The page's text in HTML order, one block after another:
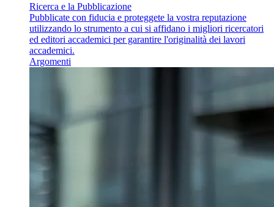
Ricerca e la Pubblicazione
Pubblicate con fiducia e proteggete la vostra reputazione
utilizzando lo strumento a cui si affidano i migliori ricercatori
ed editori accademici per garantire l'originalità dei lavori
accademici.
Argomenti